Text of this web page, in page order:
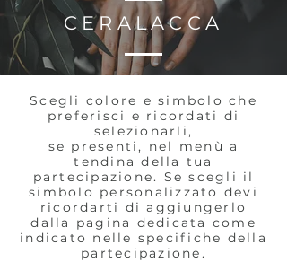
CERALACCA
Scegli colore e simbolo che
preferisci e ricordati di
selezionarli,
se presenti, nel menù a
tendina della tua
partecipazione. Se scegli il
simbolo personalizzato devi
ricordarti di aggiungerlo
dalla pagina dedicata come
indicato nelle specifiche della
partecipazione.